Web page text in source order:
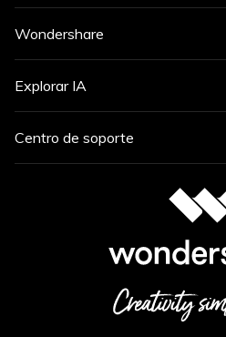
Wondershare
Explorar IA
Centro de soporte